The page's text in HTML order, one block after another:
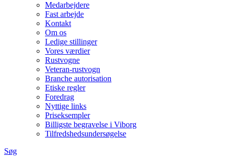
Medarbejdere
Fast arbejde
Kontakt
Om os
Ledige stillinger
Vores værdier
Rustvogne
Veteran-rustvogn
Branche autorisation
Etiske regler
Foredrag
Nyttige links
Priseksempler
Billigste begravelse i Viborg
Tilfredshedsundersøgelse
Søg